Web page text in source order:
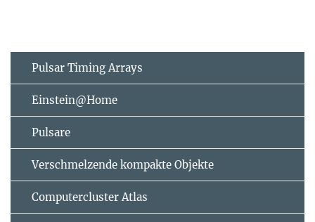
Pulsar Timing Arrays
Einstein@Home
Pulsare
Verschmelzende kompakte Objekte
Computercluster Atlas